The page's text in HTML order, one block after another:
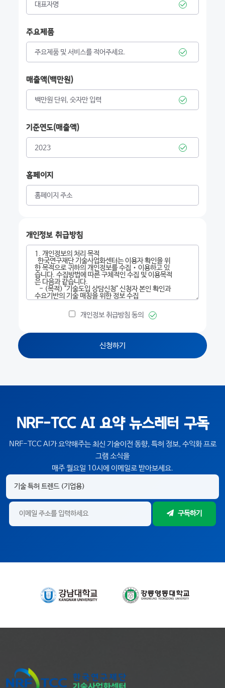
주요제품
매출액(백만원)
기준연도(매출액)
홈페이지
개인정보 취급방침
개인정보 취급방침 동의
신청하기
NRF-TCC AI 요약 뉴스레터 구독
NRF-TCC AI가 요약해주는 최신 기술이전 동향, 특허 정보, 수익화 프로
그램 소식을
매주 월요일 10시에 이메일로 받아보세요.
구독하기